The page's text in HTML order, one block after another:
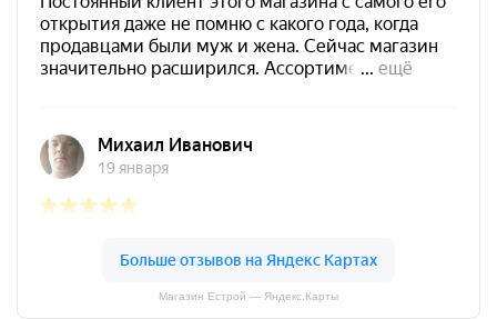
Магазин Естрой — Яндекс.Карты